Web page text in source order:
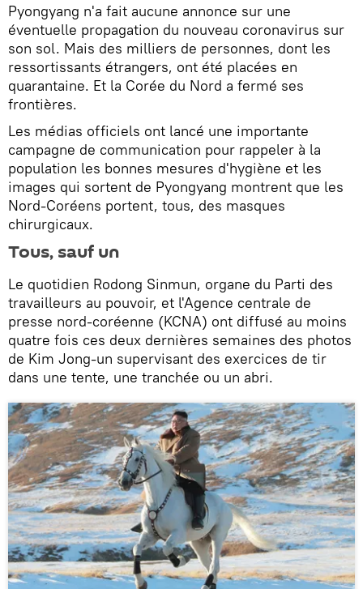
Pyongyang n'a fait aucune annonce sur une
éventuelle propagation du nouveau coronavirus sur
son sol. Mais des milliers de personnes, dont les
ressortissants étrangers, ont été placées en
quarantaine. Et la Corée du Nord a fermé ses
frontières.
Les médias officiels ont lancé une importante
campagne de communication pour rappeler à la
population les bonnes mesures d'hygiène et les
images qui sortent de Pyongyang montrent que les
Nord-Coréens portent, tous, des masques
chirurgicaux.
Tous, sauf un
Le quotidien Rodong Sinmun, organe du Parti des
travailleurs au pouvoir, et l'Agence centrale de
presse nord-coréenne (KCNA) ont diffusé au moins
quatre fois ces deux dernières semaines des photos
de Kim Jong-un supervisant des exercices de tir
dans une tente, une tranchée ou un abri.